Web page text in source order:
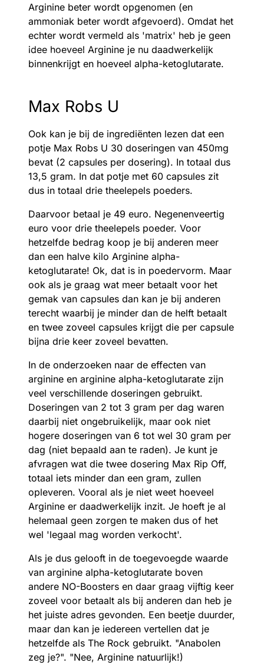
Arginine beter wordt opgenomen (en
ammoniak beter wordt afgevoerd). Omdat het
echter wordt vermeld als 'matrix' heb je geen
idee hoeveel Arginine je nu daadwerkelijk
binnenkrijgt en hoeveel alpha-ketoglutarate.
Max Robs U
Ook kan je bij de ingrediënten lezen dat een
potje Max Robs U 30 doseringen van 450mg
bevat (2 capsules per dosering). In totaal dus
13,5 gram. In dat potje met 60 capsules zit
dus in totaal drie theelepels poeders.
Daarvoor betaal je 49 euro. Negenenveertig
euro voor drie theelepels poeder. Voor
hetzelfde bedrag koop je bij anderen meer
dan een halve kilo Arginine alpha-
ketoglutarate! Ok, dat is in poedervorm. Maar
ook als je graag wat meer betaalt voor het
gemak van capsules dan kan je bij anderen
terecht waarbij je minder dan de helft betaalt
en twee zoveel capsules krijgt die per capsule
bijna drie keer zoveel bevatten.
In de onderzoeken naar de effecten van
arginine en arginine alpha-ketoglutarate zijn
veel verschillende doseringen gebruikt.
Doseringen van 2 tot 3 gram per dag waren
daarbij niet ongebruikelijk, maar ook niet
hogere doseringen van 6 tot wel 30 gram per
dag (niet bepaald aan te raden). Je kunt je
afvragen wat die twee dosering Max Rip Off,
totaal iets minder dan een gram, zullen
opleveren. Vooral als je niet weet hoeveel
Arginine er daadwerkelijk inzit. Je hoeft je al
helemaal geen zorgen te maken dus of het
wel 'legaal mag worden verkocht'.
Als je dus gelooft in de toegevoegde waarde
van arginine alpha-ketoglutarate boven
andere NO-Boosters en daar graag vijftig keer
zoveel voor betaalt als bij anderen dan heb je
het juiste adres gevonden. Een beetje duurder,
maar dan kan je iedereen vertellen dat je
hetzelfde als The Rock gebruikt. "Anabolen
zeg je?". "Nee, Arginine natuurlijk!)